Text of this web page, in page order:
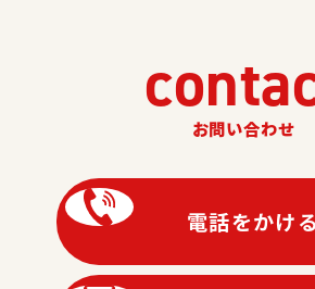
87-8709 三菱電機お客様相談センタ
お問い合わせ
電話をかける